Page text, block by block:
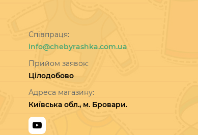
Співпраця:
info@chebyrashka.com.ua
Прийом заявок:
Цілодобово